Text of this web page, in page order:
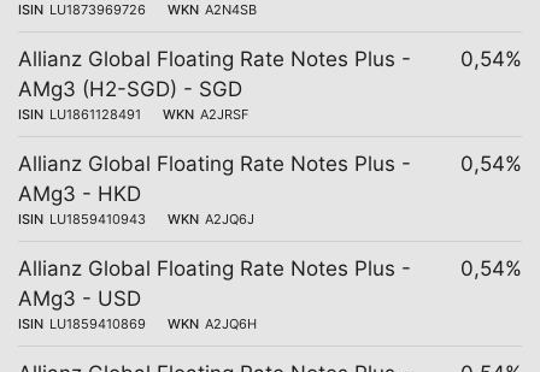
ISIN LU1873969726 WKN A2N4SB
Allianz Global Floating Rate Notes Plus -
AMg3 (H2-SGD) - SGD
ISIN LU1861128491 WKN A2JRSF
0,54%
Allianz Global Floating Rate Notes Plus -
AMg3 - HKD
ISIN LU1859410943 WKN A2JQ6J
0,54%
Allianz Global Floating Rate Notes Plus -
AMg3 - USD
ISIN LU1859410869 WKN A2JQ6H
0,54%